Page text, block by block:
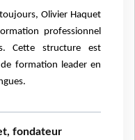
Olivier Haquet
professionnel
Cette structure est
formation leader en
fondateur